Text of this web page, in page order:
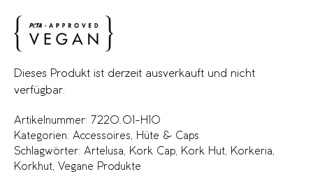
Dieses Produkt ist derzeit ausverkauft und nicht
verfügbar.
Artikelnummer: 7220.01-H10
Kategorien: Accessoires, Hüte & Caps
Schlagwörter: Artelusa, Kork Cap, Kork Hut, Korkeria,
Korkhut, Vegane Produkte